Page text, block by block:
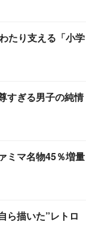
たり支える「小学
すぎる男子の純情
ミマ名物45％増量
描いた”レトロ